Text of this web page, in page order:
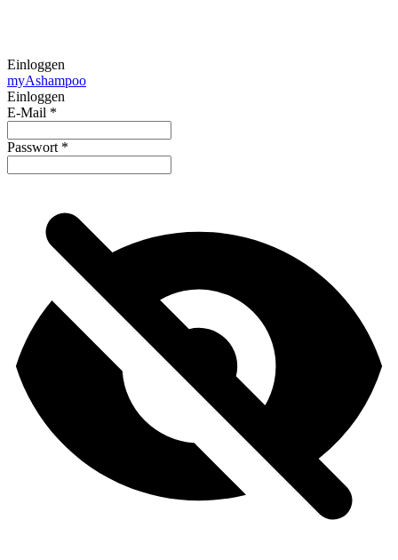
Einloggen
myAshampoo
Einloggen
E-Mail *
Passwort *